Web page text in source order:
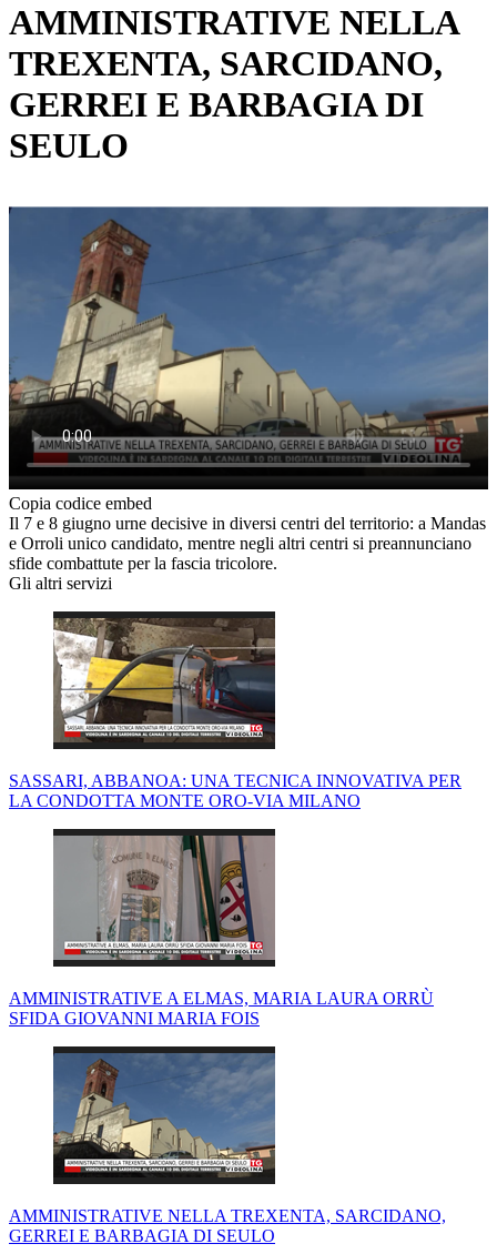
AMMINISTRATIVE NELLA
TREXENTA, SARCIDANO,
GERREI E BARBAGIA DI
SEULO
Copia codice embed
Il 7 e 8 giugno urne decisive in diversi centri del territorio: a Mandas
e Orroli unico candidato, mentre negli altri centri si preannunciano
sfide combattute per la fascia tricolore.
Gli altri servizi
SASSARI, ABBANOA: UNA TECNICA INNOVATIVA PER
LA CONDOTTA MONTE ORO-VIA MILANO
AMMINISTRATIVE A ELMAS, MARIA LAURA ORRÙ
SFIDA GIOVANNI MARIA FOIS
AMMINISTRATIVE NELLA TREXENTA, SARCIDANO,
GERREI E BARBAGIA DI SEULO